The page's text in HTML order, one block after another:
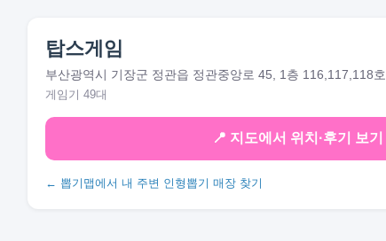
탑스게임
부산광역시 기장군 정관읍 정관중앙로 45, 1층 116,117,118호
게임기 49대
📍 지도에서 위치·후기 보기
← 뽑기맵에서 내 주변 인형뽑기 매장 찾기